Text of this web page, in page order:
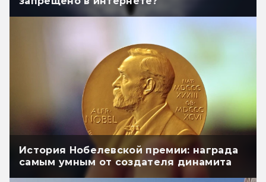
История Нобелевской премии: награда
самым умным от создателя динамита